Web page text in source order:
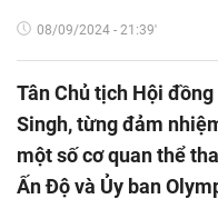
08/09/2024 - 21:39'
Tân Chủ tịch Hội
Singh, từng đảm
một số cơ quan thể
Ấn Độ và Ủy ban